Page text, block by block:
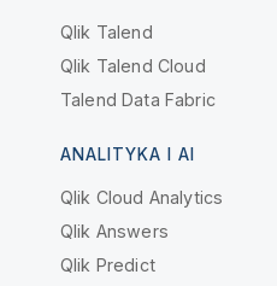
Qlik Talend
Qlik Talend Cloud
Talend Data Fabric
ANALITYKA I AI
Qlik Cloud Analytics
Qlik Answers
Qlik Predict